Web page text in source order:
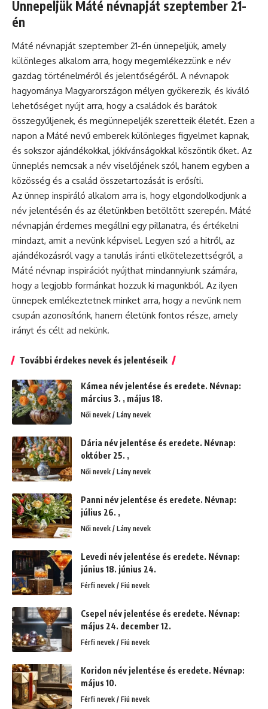
Ünnepeljük Máté névnapját szeptember 21-
én
Máté névnapját szeptember 21-én ünnepeljük, amely
különleges alkalom arra, hogy megemlékezzünk e név
gazdag történelméről és jelentőségéről. A névnapok
hagyománya Magyarországon mélyen gyökerezik, és kiváló
lehetőséget nyújt arra, hogy a családok és barátok
összegyűljenek, és megünnepeljék szeretteik életét. Ezen a
napon a Máté nevű emberek különleges figyelmet kapnak,
és sokszor ajándékokkal, jókívánságokkal köszöntik őket. Az
ünneplés nemcsak a név viselőjének szól, hanem egyben a
közösség és a család összetartozását is erősíti.
Az ünnep inspiráló alkalom arra is, hogy elgondolkodjunk a
név jelentésén és az életünkben betöltött szerepén. Máté
névnapján érdemes megállni egy pillanatra, és értékelni
mindazt, amit a nevünk képvisel. Legyen szó a hitről, az
ajándékozásról vagy a tanulás iránti elkötelezettségről, a
Máté névnap inspirációt nyújthat mindannyiunk számára,
hogy a legjobb formánkat hozzuk ki magunkból. Az ilyen
ünnepek emlékeztetnek minket arra, hogy a nevünk nem
csupán azonosítónk, hanem életünk fontos része, amely
irányt és célt ad nekünk.
További érdekes nevek és jelentéseik
Kámea név jelentése és eredete. Névnap:
március 3. , május 18.
Női nevek / Lány nevek
Dária név jelentése és eredete. Névnap:
október 25. ,
Női nevek / Lány nevek
Panni név jelentése és eredete. Névnap:
július 26. ,
Női nevek / Lány nevek
Levedi név jelentése és eredete. Névnap:
június 18. június 24.
Férfi nevek / Fiú nevek
Csepel név jelentése és eredete. Névnap:
május 24. december 12.
Férfi nevek / Fiú nevek
Koridon név jelentése és eredete. Névnap:
május 10.
Férfi nevek / Fiú nevek